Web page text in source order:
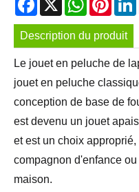
Description du produit
Le jouet en peluche de
jouet en peluche
conception de base de
est devenu un jouet
et est un choix
compagnon d'enfance
maison.